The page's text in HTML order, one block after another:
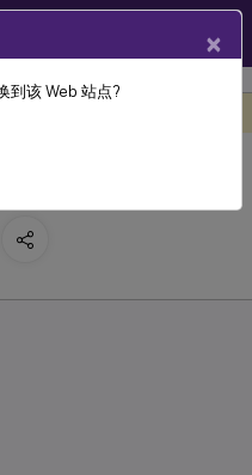
分层
×
到该 Web 站点?